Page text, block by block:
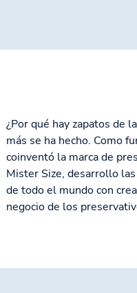
¿Por qué hay zapatos de
más se ha hecho. Como
coinventó la marca de
Mister Size, desarrollo
de todo el mundo con
negocio de los